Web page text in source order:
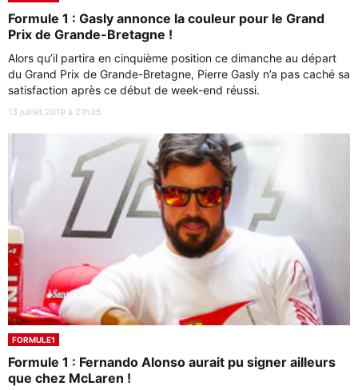
Formule 1 : Gasly annonce la couleur pour le Grand
Prix de Grande-Bretagne !
Alors qu’il partira en cinquième position ce dimanche au départ
du Grand Prix de Grande-Bretagne, Pierre Gasly n’a pas caché sa
satisfaction après ce début de week-end réussi.
13 juillet 2019 à 21h35
FORMULE1
Formule 1 : Fernando Alonso aurait pu signer ailleurs
que chez McLaren !